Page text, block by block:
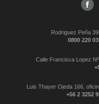
Rodriguez Peña
0800 220
Calle Francisca Lopez
Luis Thayer Ojeda 166,
+56 2 3252